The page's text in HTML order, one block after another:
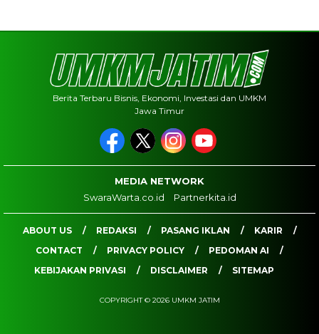
Berita Terbaru Bisnis, Ekonomi, Investasi dan UMKM
Jawa Timur
MEDIA NETWORK
SwaraWarta.co.id
Partnerkita.id
ABOUT US REDAKSI PASANG IKLAN
KARIR
CONTACT
PRIVACY POLICY
PEDOMAN AI
KEBIJAKAN PRIVASI
DISCLAIMER SITEMAP
COPYRIGHT © 2026 UMKM JATIM